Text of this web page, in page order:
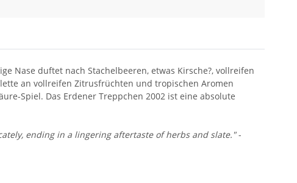
Nase duftet nach Stachelbeeren, etwas Kirsche?, vollreifen
an vollreifen Zitrusfrüchten und tropischen Aromen
Spiel. Das Erdener Treppchen 2002 ist eine absolute
ending in a lingering aftertaste of herbs and slate."-